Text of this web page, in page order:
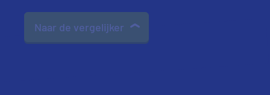
Naar de vergelijker